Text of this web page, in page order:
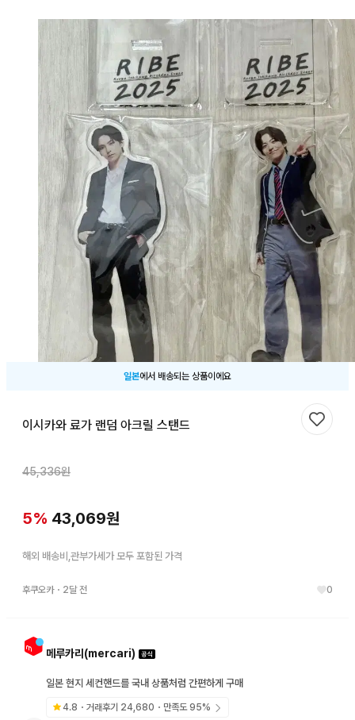
일본에서 배송되는 상품이에요
이시카와 료가 랜덤 아크릴 스탠드
45,336원
5% 43,069원
해외 배송비,관부가세가 모두 포함된 가격
후쿠오카・ 2달 전 0
메루카리(mercari)
일본 현지 세컨핸드를 국내 상품처럼 간편하게 구매
4.8 ・거래후기 24,680 ・만족도95%
찜하기